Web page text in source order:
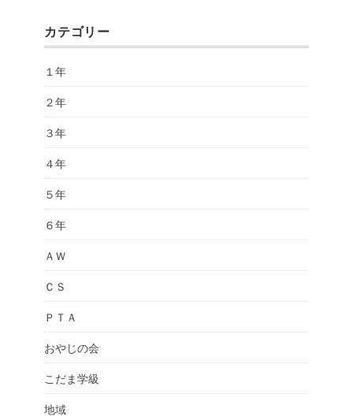
カテゴリー
１年
２年
３年
４年
５年
６年
ＡＷ
ＣＳ
ＰＴＡ
おやじの会
こだま学級
地域